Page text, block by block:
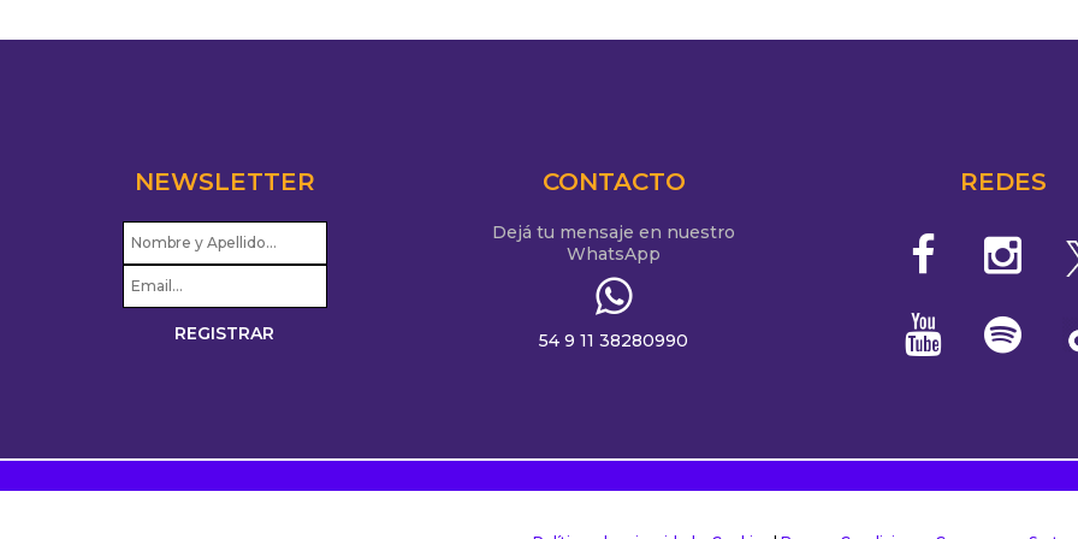
NEWSLETTER CONTACTO
Dejá tu mensaje en nuestro
WhatsApp
54 9 11 38280990
REDES